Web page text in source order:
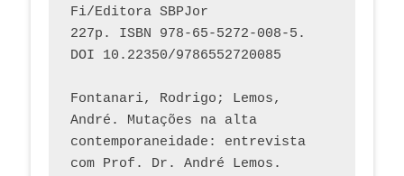
Fi/Editora SBPJor
227p. ISBN 978-65-5272-008-5.
DOI 10.22350/9786552720085
Fontanari, Rodrigo; Lemos,
André. Mutações na alta
contemporaneidade: entrevista
com Prof. Dr. André Lemos.